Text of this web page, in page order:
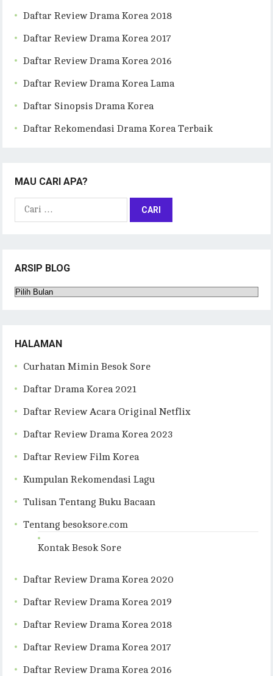
Daftar Review Drama Korea 2018
Daftar Review Drama Korea 2017
Daftar Review Drama Korea 2016
Daftar Review Drama Korea Lama
Daftar Sinopsis Drama Korea
Daftar Rekomendasi Drama Korea Terbaik
MAU CARI APA?
Cari
ARSIP BLOG
Arsip
HALAMAN
Curhatan Mimin Besok Sore
Daftar Drama Korea 2021
Daftar Review Acara Original Netflix
Daftar Review Drama Korea 2023
Daftar Review Film Korea
Kumpulan Rekomendasi Lagu
Tulisan Tentang Buku Bacaan
Tentang besoksore.com
Kontak Besok Sore
Daftar Review Drama Korea 2020
Daftar Review Drama Korea 2019
Daftar Review Drama Korea 2018
Daftar Review Drama Korea 2017
Daftar Review Drama Korea 2016